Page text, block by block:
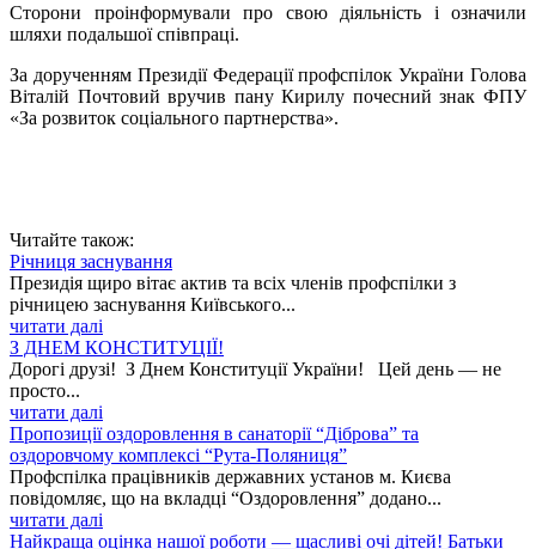
Сторони проінформували про свою діяльність і означили
шляхи подальшої співпраці.
За дорученням Президії Федерації профспілок України Голова
Віталій Почтовий вручив пану Кирилу почесний знак ФПУ
«За розвиток соціального партнерства».
Читайте також:
Річниця заснування
Президія щиро вітає актив та всіх членів профспілки з
річницею заснування Київського...
читати далі
З ДНЕМ КОНСТИТУЦІЇ!
Дорогі друзі! З Днем Конституції України! Цей день — не
просто...
читати далі
Пропозиції оздоровлення в санаторії “Діброва” та
оздоровчому комплексі “Рута-Поляниця”
Профспілка працівників державних установ м. Києва
повідомляє, що на вкладці “Оздоровлення” додано...
читати далі
Найкраща оцінка нашої роботи — щасливі очі дітей! Батьки